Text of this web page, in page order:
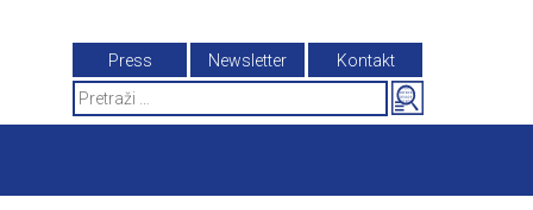
Press Newsletter
Kontakt
Search
for: